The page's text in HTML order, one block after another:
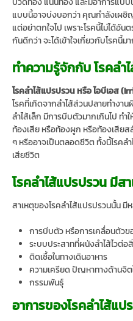
แบบนี้อาจบ่งบอกว่า คุณกำลังเผชิญ
แต่อย่าตกใจไป เพราะโรคนี้ไม่ได้อั
กันดีกว่า จะได้เข้าใจเกี่ยวกับโรคนี้ม
ทำความรู้จักกับ โรคลำ
โรคลำไส้แปรปรวน หรือ ไอบีเอส
โรคที่เกิดจากลำไส้ส่วนปลายทำงา
ลำไส้เล็ก มีการบีบตัวมากเกินไป ท
ท้องเสีย หรือท้องผูก หรือท้องเสีย
ๆ หรืออาจเป็นตลอดชีวิต ทั้งนี้โรคลำ
เสียชีวิต
โรคลำไส้แปรปรวน มีสา
สาเหตุของโรคลำไส้แปรปรวนนั้น มี
การบีบตัว หรือการเคลื่อนตัว
ระบบประสาทที่ผนังลำไส้ไวต่
ติดเชื้อในทางเดินอาหาร
ความเครียด ปัญหาทางด้านจิ
กรรมพันธุ์
อาการของโรคลำไส้แป